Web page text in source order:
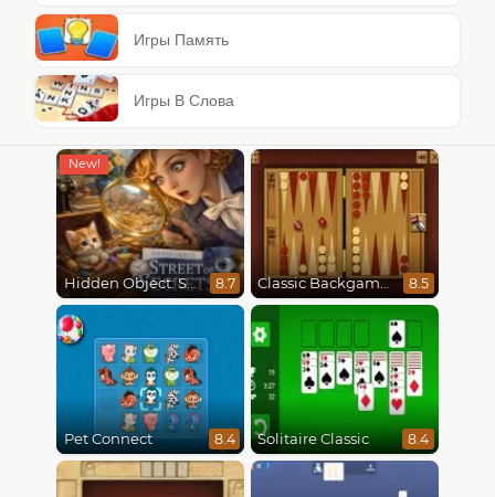
Игры Память
Игры В Слова
Hidden Object: Street Of Secrets 8.7 Classic Backgammon 8.5
Pet Connect 8.4 Solitaire Classic 8.4